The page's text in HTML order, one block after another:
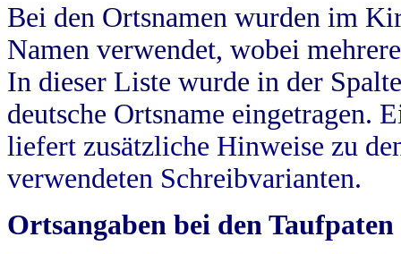
Bei den Ortsnamen wurden im
Namen verwendet, wobei
In dieser Liste wurde in der
deutsche Ortsname eingetragen.
liefert zusätzliche Hinweise zu
verwendeten Schreibvarianten.
Ortsangaben bei den Taufpaten